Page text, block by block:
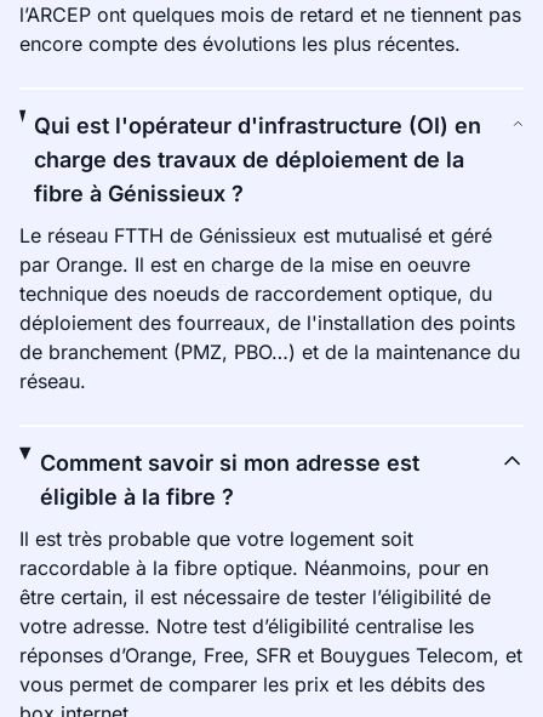
l’ARCEP ont quelques mois de retard et ne tiennent pas
encore compte des évolutions les plus récentes.
Qui est l'opérateur d'infrastructure (OI) en
charge des travaux de déploiement de la
fibre à Génissieux ?
Le réseau FTTH de Génissieux est mutualisé et géré
par Orange. Il est en charge de la mise en oeuvre
technique des noeuds de raccordement optique, du
déploiement des fourreaux, de l'installation des points
de branchement (PMZ, PBO…) et de la maintenance du
réseau.
Comment savoir si mon adresse est
éligible à la fibre ?
Il est très probable que votre logement soit
raccordable à la fibre optique. Néanmoins, pour en
être certain, il est nécessaire de tester l’éligibilité de
votre adresse. Notre test d’éligibilité centralise les
réponses d’Orange, Free, SFR et Bouygues Telecom, et
vous permet de comparer les prix et les débits des